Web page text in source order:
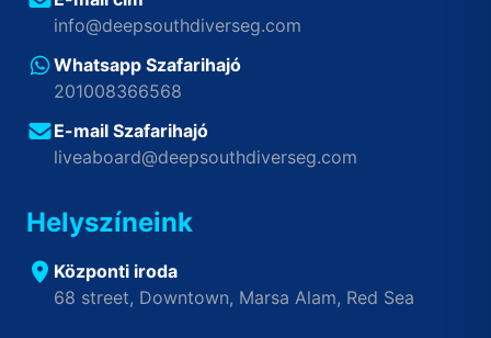
info@deepsouthdiverseg.com
Whatsapp Szafarihajó
201008366568
E-mail Szafarihajó
liveaboard@deepsouthdiverseg.com
Helyszíneink
Központi iroda
68 street, Downtown, Marsa Alam, Red Sea